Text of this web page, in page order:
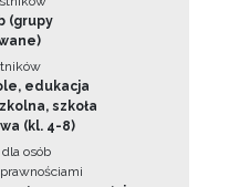
(grupy
edukacja
szkoła
(kl. 4-8)
osób